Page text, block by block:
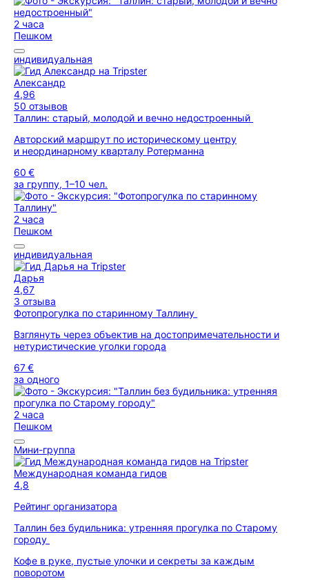
2 часа
Пешком
индивидуальная
Александр
4,96
50 отзывов
Таллин: старый, молодой и вечно недостроенный
Авторский маршрут по историческому центру
и неординарному кварталу Ротерманна
60 €
за группу, 1–10 чел.
2 часа
Пешком
индивидуальная
Дарья
4,67
3 отзыва
Фотопрогулка по старинному Таллину
Взглянуть через объектив на достопримечательности и
нетуристические уголки города
67 €
за одного
2 часа
Пешком
Мини-группа
Международная команда гидов
4,8
Рейтинг организатора
Таллин без будильника: утренняя прогулка по Старому
городу
Кофе в руке, пустые улочки и секреты за каждым
поворотом